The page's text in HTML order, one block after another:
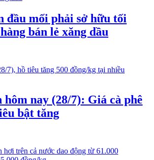
đầu mối phải sở hữu tối
bán lẻ xăng dầu
hôm nay (28/7): Giá cà phê
bật tăng